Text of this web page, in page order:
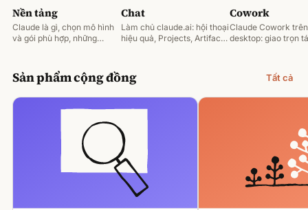
Nền tảng
Claude là gì, chọn mô hình
và gói phù hợp, những
Chat
Làm chủ claude.ai: hội thoại
hiệu quả, Projects, Artifacts
Cowork
Claude Cowork trên
desktop: giao trọn
Sản phẩm cộng đồng Tất cả